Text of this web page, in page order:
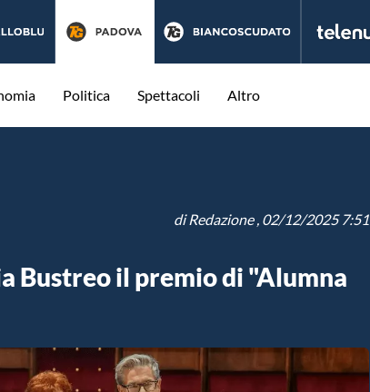
Politica Spettacoli Altro
diRedazione, 02/12/2025 7:51
Bustreo il premio di "Alumna